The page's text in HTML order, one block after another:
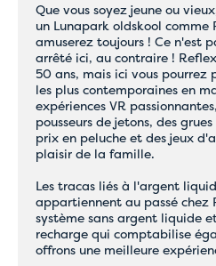
Que vous soyez jeune ou
un Lunapark oldskool comme
amuserez toujours ! Ce n'est
arrêté ici, au contraire !
50 ans, mais ici vous pourrez
les plus contemporaines en
expériences VR
pousseurs de jetons, des
prix en peluche et des jeux
plaisir de la famille.
Les tracas liés à l'argent
appartiennent au passé chez
système sans argent liquide
recharge qui comptabilise
offrons une meilleure